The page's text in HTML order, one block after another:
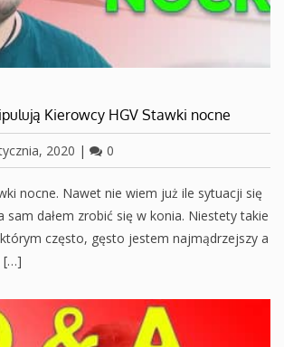
Kierowcy HGV Stawki nocne
2020 | 0
nocne. Nawet nie wiem już ile sytuacji się
sam dałem zrobić się w konia. Niestety takie
często, gęsto jestem najmądrzejszy a
[…]